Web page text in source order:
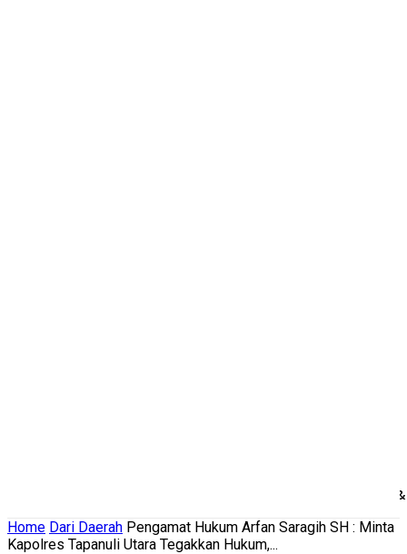
Politik
Home Dari Daerah Pengamat Hukum Arfan Saragih SH : Minta
Kapolres Tapanuli Utara Tegakkan Hukum,...